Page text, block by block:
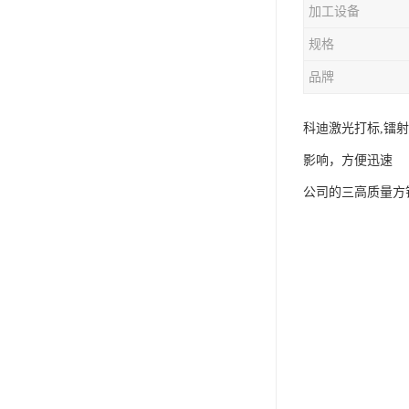
加工设备
规格
品牌
科迪激光打标,镭
影响，方便迅速
公司的三高质量